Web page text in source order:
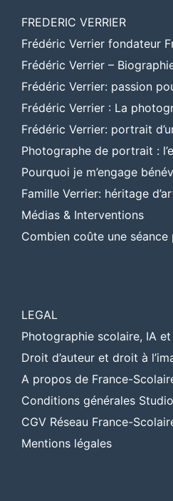
FREDERIC VERRIER
Frédéric Verrier fondateur
Frédéric Verrier –
Frédéric Verrier: passion
Frédéric Verrier : La
Frédéric Verrier: portrait
Photographe de portrait :
Pourquoi je m’engage
Famille Verrier: héritage
Médias & Interventions
Combien coûte une
LEGAL
Photographie scolaire, IA et
Droit d’auteur et droit à
A propos de France-
Conditions générales
CGV Réseau France-
Mentions légales